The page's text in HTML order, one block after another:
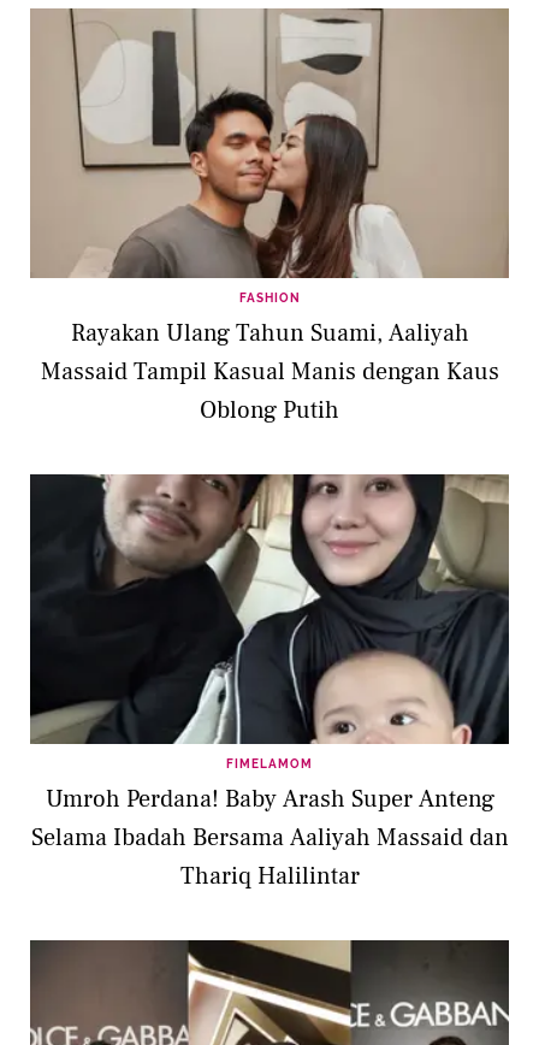
FASHION
Rayakan Ulang Tahun Suami, Aaliyah
Massaid Tampil Kasual Manis dengan Kaus
Oblong Putih
FIMELAMOM
Umroh Perdana! Baby Arash Super Anteng
Selama Ibadah Bersama Aaliyah Massaid dan
Thariq Halilintar